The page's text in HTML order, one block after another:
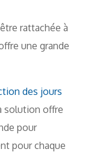
rattachée à
une grande
des jours
solution offre
pour
pour chaque